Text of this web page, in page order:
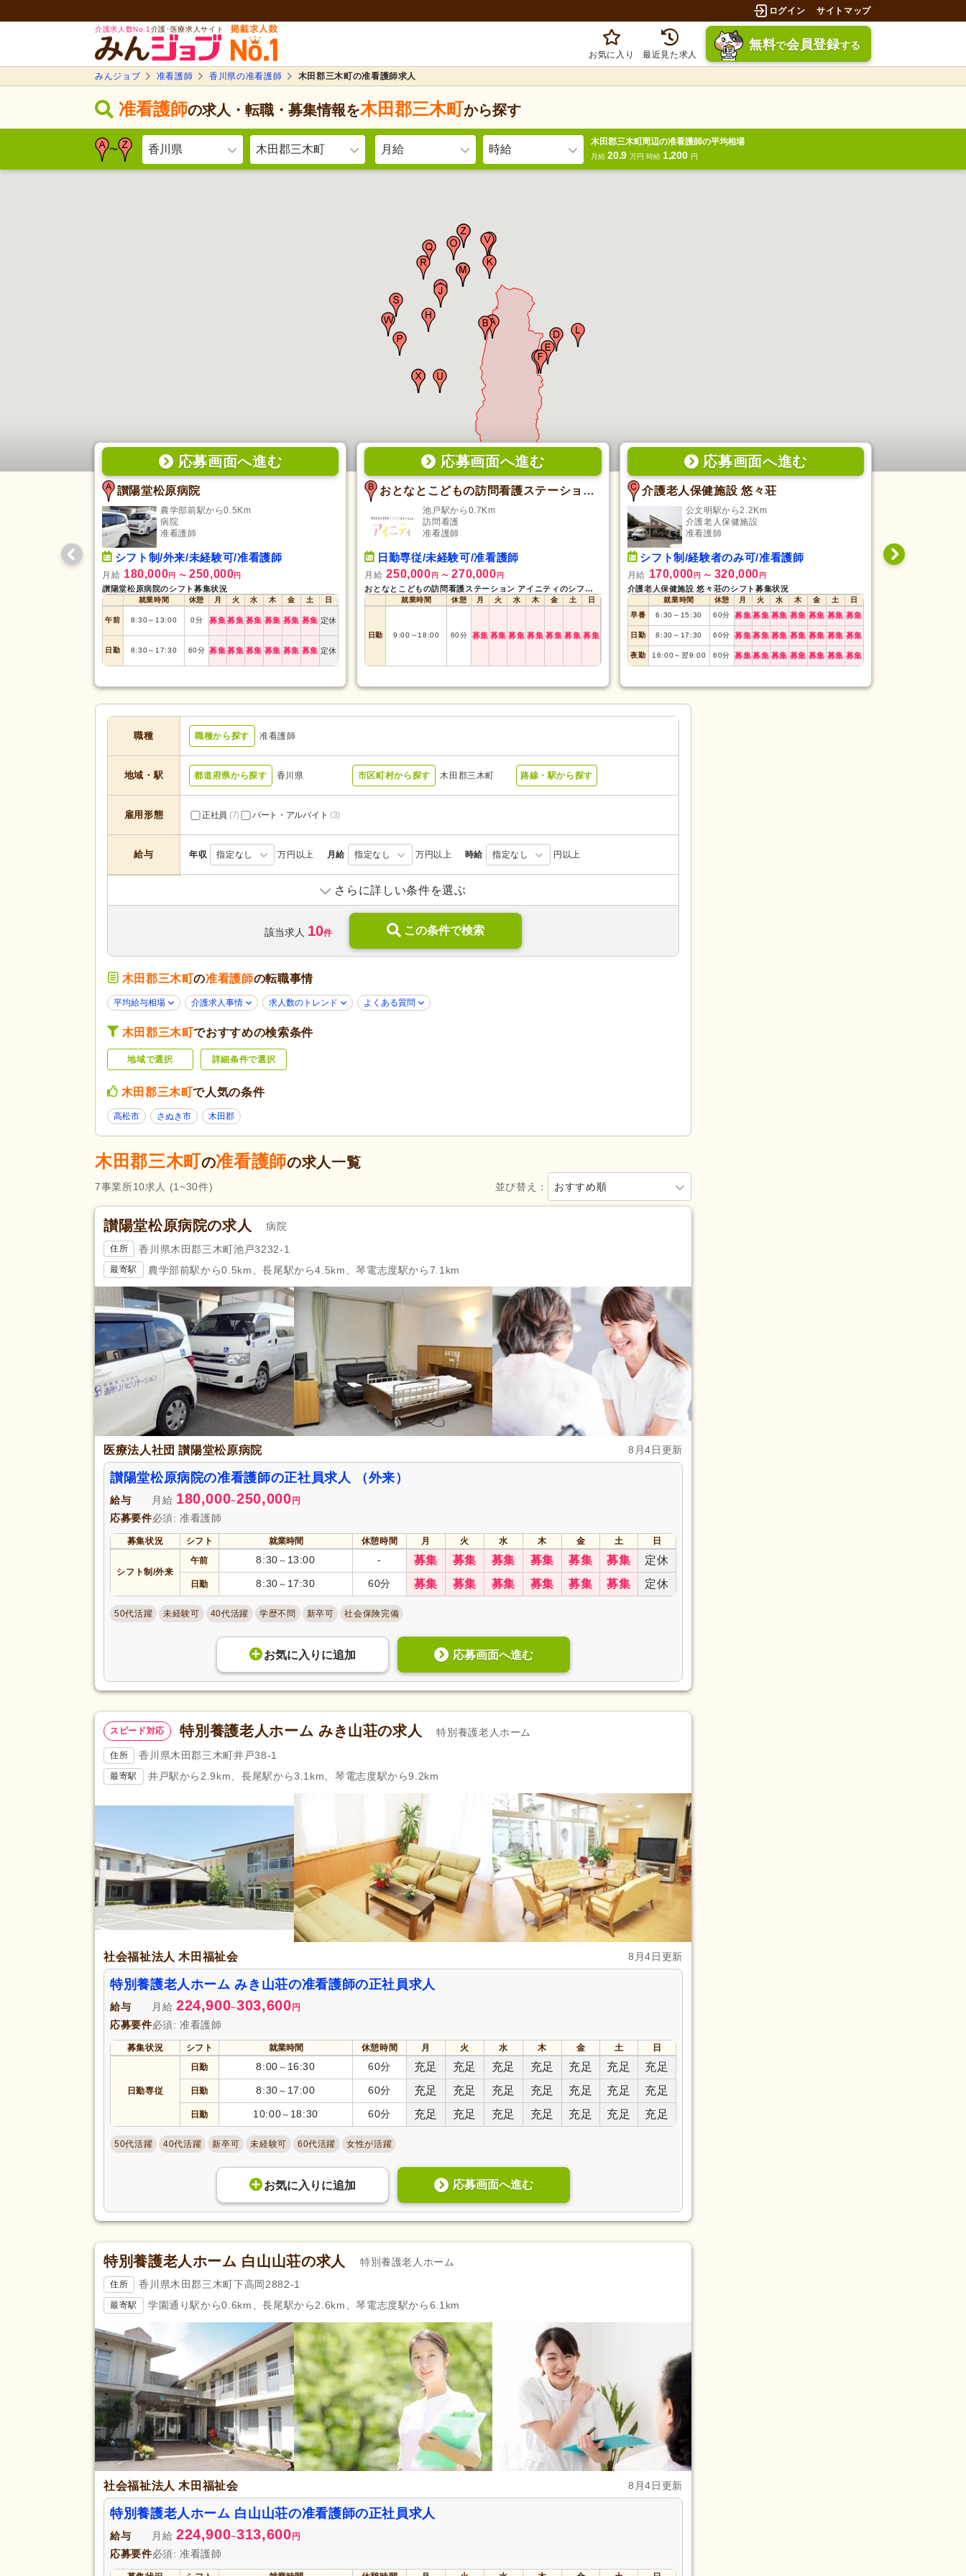
ログイン サイトマップ
介護求人数No.1 介護･医療求人サイト
お気に入り 最近見た求人
無料で会員登録する
みんジョブ 准看護師 香川県の准看護師 木田郡三木町の准看護師求人
准看護師の求人・転職・募集情報を木田郡三木町から探す
〜 香川県 木田郡三木町 月給 時給
木田郡三木町周辺の准看護師の平均相場
月給 20.9万円 時給 1,200 円
応募画面へ進む
讃陽堂松原病院
農学部前駅から0.5Km
病院
准看護師
シフト制/外来/未経験可/准看護師
月給 180,000円 〜 250,000円
讃陽堂松原病院のシフト募集状況
就業時間 休憩 月 火 水 木 金 土 日
午前 8:30～ 13:00 0分 募集募集 募集 募集 募集 募集 定休
日勤 8:30～ 17:30 60分 募集募集 募集 募集 募集 募集 定休
応募画面へ進む
おとなとこどもの訪問看護ステーション アイニティ
池戸駅から0.7Km
訪問看護
准看護師
日勤専従/未経験可/准看護師
月給 250,000 円 〜 270,000 円
おとなとこどもの訪問看護ステーション アイニティのシフト募集状況
就業時間 休憩 月 火 水 木 金 土 日
日勤 9:00 ～ 18:00 60分 募集 募集 募集 募集 募集 募集 募集
応募画面へ進む
介護老人保健施設 悠々荘
公文明駅から2.2Km
介護老人保健施設
准看護師
シフト制/経験者のみ可/准看護師
月給 170,000 円 〜 320,000 円
介護老人保健施設 悠々荘のシフト募集状況
就業時間 休憩 月 火 水 木 金 土
日
早番
6:30 ～ 15:30 60分 募集募集 募集 募集 募集 募集 募集
日勤 8:30 ～ 17:30 60分 募集募集 募集 募集 募集 募集 募集
夜勤 16:00～ 翌9:00 60分 募集募集 募集 募集 募集 募集 募集
シフト制/未
職種 職種から探す 准看護師
地域・駅 都道府県から探す 香川県 市区町村から探す 木田郡三木町 路線・駅から探す
雇用形態 正社員 (7) パート・アルバイト (3)
給与 年収 指定なし 万円以上 月給 指定なし 万円以上 時給 指定なし 円以上
類
特別養護老人ホーム(2)
応募条件・こ
だわり
ブランク可(6)
年齢不問(4) 新卒可(6) 子育てママパパ活躍(6)
40代活躍(6)
ハローワーク求人を除く(2) 掲載30日以内(1)
勤務形態
残業ほぼなし(7)
シフト相談可(6)
応募資格 准看護師 (10)
休日・休暇
日曜休み(4)
夏季休暇(5)
冬季休暇
給与・手当
福利厚生
賞与あり (8)
昇給あり(10)
住宅手当(1) 通勤手当(8)
処遇改善手当(4) 夜勤手当(1) 託児施設あり(1)
資格手当(5) 扶養手当(2) 再雇用制度あり(7)
正社員登用あり(1)
アクセス 駅近(4) 自動車通勤可 自転車通勤可
さらに詳しい条件を選ぶ
該当求人 10件 この条件で検索
木田郡三木町の准看護師の転職事情
平均給与相場 介護求人事情 求人数のトレンド よくある質問
木田郡三木町でおすすめの検索条件
地域で選択 詳細条件で選択
木田郡三木町で人気の条件
高松市 さぬき市 木田郡
木田郡三木町の准看護師の求人一覧
並び替え： おすすめ順
7事業所10求人 (1~30件)
讃陽堂松原病院の求人 病院
住所 香川県木田郡三木町池戸3232-1
最寄駅 農学部前駅から0.5km、長尾駅から4.5km、琴電志度駅から7.1km
医療法人社団 讃陽堂松原病院 8月4日更新
讃陽堂松原病院の准看護師の正社員求人 （外来）
給与 月給 180,000~250,000 円
応募要件必須: 准看護師
募集状況 シフト 就業時間 休憩時間 月 火 水 木 金 土 日
シフト制/外来
午前 8:30 ～ 13:00 - 募集 募集 募集 募集 募集 募集 定休
日勤 8:30 ～ 17:30 60分 募集 募集 募集 募集 募集 募集 定休
50代活躍 未経験可 40代活躍 学歴不問 新卒可 社会保険完備
お気に入り に追加 応募画面へ進む
スピード対応 特別養護老人ホーム みき山荘の求人 特別養護老人ホーム
住所 香川県木田郡三木町井戸38-1
最寄駅 井戸駅から2.9km、長尾駅から3.1km、琴電志度駅から9.2km
社会福祉法人 木田福祉会 8月4日更新
特別養護老人ホーム みき山荘の准看護師の正社員求人
給与 月給 224,900~303,600円
応募要件必須: 准看護師
募集状況 シフト 就業時間 休憩時間 月 火 水 木 金 土 日
日勤専従
日勤 8:00 ～ 16:30 60分 充足 充足 充足 充足 充足 充足 充足
日勤 8:30 ～ 17:00 60分 充足 充足 充足 充足 充足 充足 充足
日勤 10:00～ 18:30 60分 充足 充足 充足 充足 充足 充足 充足
50代活躍 40代活躍 新卒可 未経験可 60代活躍 女性が活躍
お気に入り に追加 応募画面へ進む
特別養護老人ホーム 白山山荘の求人 特別養護老人ホーム
住所 香川県木田郡三木町下高岡2882-1
最寄駅 学園通り駅から0.6km、長尾駅から2.6km、琴電志度駅から6.1km
社会福祉法人 木田福祉会 8月4日更新
特別養護老人ホーム 白山山荘の准看護師の正社員求人
給与 月給 224,900~313,600円
応募要件必須: 准看護師